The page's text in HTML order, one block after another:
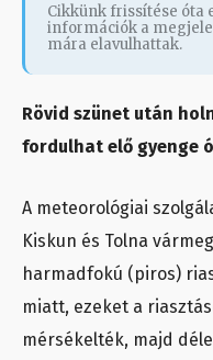
Cikkünk frissítése óta
információk a
mára elavulhattak.
Rövid szünet után
fordulhat elő gyenge
A meteorológiai
Kiskun és Tolna
harmadfokú (piros)
miatt, ezeket a
mérsékelték, majd